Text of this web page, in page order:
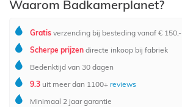
Waarom Badkamerplanet?
Gratis verzending bij besteding vanaf € 150,-
Scherpe prijzen directe inkoop bij fabriek
Bedenktijd van 30 dagen
9.3 uit meer dan 1100+ reviews
Minimaal 2 jaar garantie